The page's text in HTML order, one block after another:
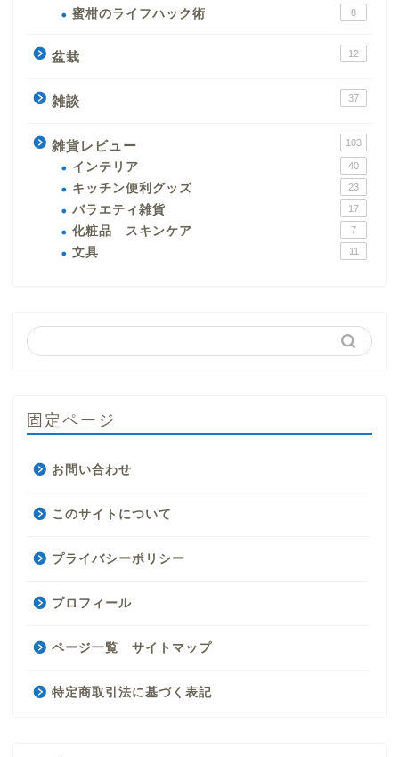
蜜柑のライフハック術 8
盆栽 12
雑談 37
雑貨レビュー 103
インテリア 40
キッチン便利グッズ 23
バラエティ雑貨 17
化粧品 スキンケア 7
文具 11
固定ページ
お問い合わせ
このサイトについて
プライバシーポリシー
プロフィール
ページ一覧 サイトマップ
特定商取引法に基づく表記